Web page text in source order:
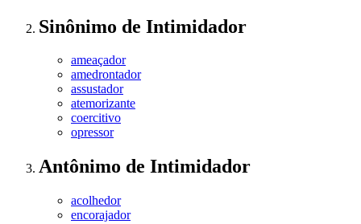
Sinônimo de Intimidador
ameaçador
amedrontador
assustador
atemorizante
coercitivo
opressor
Antônimo de Intimidador
acolhedor
encorajador